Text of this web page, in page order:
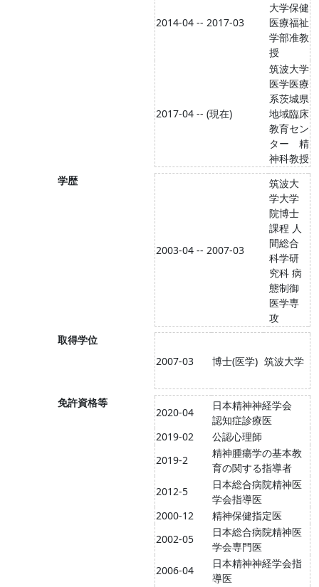
2014-04 -- 2017-03
大学保健
医療福祉
学部准教
授
2017-04 -- (現在)
筑波大学
医学医療
系茨城県
地域臨床
教育セン
ター 精
神科教授
学歴
2003-04 -- 2007-03
筑波大
学大学
院博士
課程 人
間総合
科学研
究科 病
態制御
医学専
攻
取得学位
2007-03
博士(医学) 筑波大学
免許資格等
2020-04
日本精神神経学会
認知症診療医
2019-02
公認心理師
2019-2
精神腫瘍学の基本教
育の関する指導者
2012-5
日本総合病院精神医
学会指導医
2000-12
精神保健指定医
2002-05
日本総合病院精神医
学会専門医
2006-04
日本精神神経学会指
導医